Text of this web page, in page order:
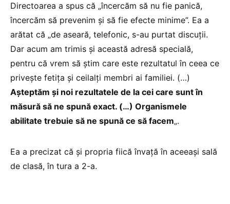
Directoarea a spus că „încercăm să nu fie panică,
încercăm să prevenim și să fie efecte minime”. Ea a
arătat că „de aseară, telefonic, s-au purtat discuții.
Dar acum am trimis și această adresă specială,
pentru că vrem să știm care este rezultatul în ceea ce
privește fetița și ceilalți membri ai familiei. (…)
Așteptăm și noi rezultatele de la cei care sunt în
măsură să ne spună exact. (…) Organismele
abilitate trebuie să ne spună ce să facem„.
Ea a precizat că și propria fiică învață în aceeași sală
de clasă, în tura a 2-a.